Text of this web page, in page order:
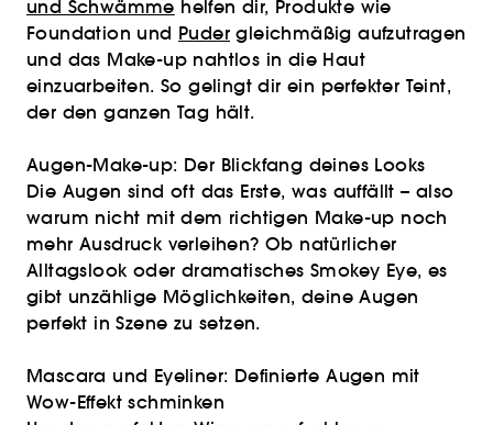
und Schwämme helfen dir, Produkte wie
Foundation und Puder gleichmäßig aufzutragen
und das Make-up nahtlos in die Haut
einzuarbeiten. So gelingt dir ein perfekter Teint,
der den ganzen Tag hält.
Augen-Make-up: Der Blickfang deines Looks
Die Augen sind oft das Erste, was auffällt – also
warum nicht mit dem richtigen Make-up noch
mehr Ausdruck verleihen? Ob natürlicher
Alltagslook oder dramatisches Smokey Eye, es
gibt unzählige Möglichkeiten, deine Augen
perfekt in Szene zu setzen.
Mascara und Eyeliner: Definierte Augen mit
Wow-Effekt schminken